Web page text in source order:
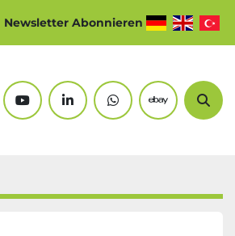
Newsletter Abonnieren
youtubelinkedinwhatsappebay